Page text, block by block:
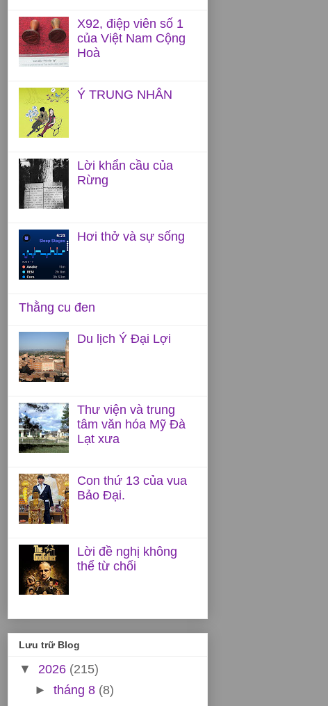
X92, điệp viên số 1
của Việt Nam Cộng
Hoà
Ý TRUNG NHÂN
Lời khẩn cầu của
Rừng
Hơi thở và sự sống
Thằng cu đen
Du lịch Ý Đại Lợi
Thư viện và trung
tâm văn hóa Mỹ Đà
Lạt xưa
Con thứ 13 của vua
Bảo Đại.
Lời đề nghị không
thể từ chối
Lưu trữ Blog
▼ 2026 (215)
► tháng 8 (8)